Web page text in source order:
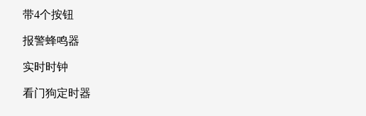
带4个按钮
报警蜂鸣器
实时时钟
看门狗定时器